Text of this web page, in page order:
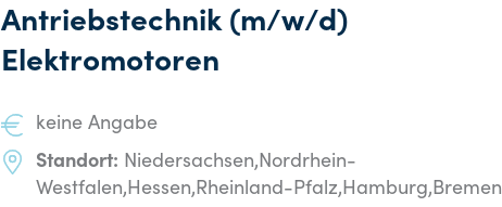
Antriebstechnik (m/w/d)
Elektromotoren
keine Angabe
Standort: Niedersachsen,Nordrhein-
Westfalen,Hessen,Rheinland-Pfalz,Hamburg,Bremen